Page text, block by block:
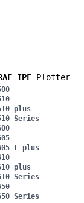
IPF Plotter
plus
Series
L plus
plus
Series
Series